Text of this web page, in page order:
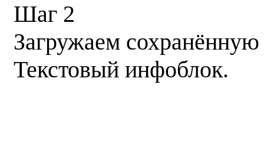
Шаг 2
Загружаем сохранённую
Текстовый инфоблок.